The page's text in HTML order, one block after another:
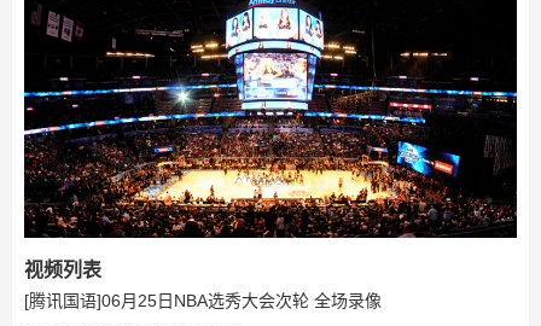
视频列表
[腾讯国语]06月25日NBA选秀大会次轮 全场录像